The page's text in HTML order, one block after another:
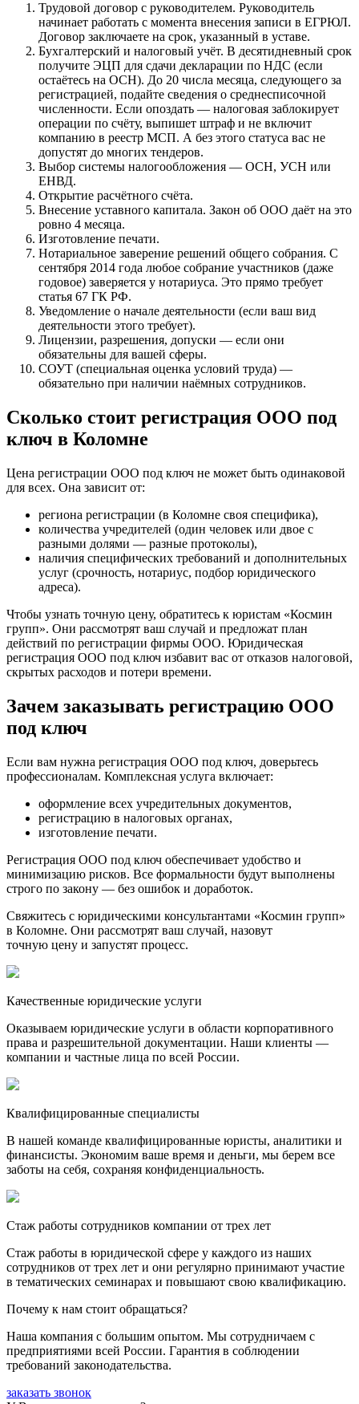
Трудовой договор с руководителем. Руководитель
начинает работать с момента внесения записи в ЕГРЮЛ.
Договор заключаете на срок, указанный в уставе.
Бухгалтерский и налоговый учёт. В десятидневный срок
получите ЭЦП для сдачи декларации по НДС (если
остаётесь на ОСН). До 20 числа месяца, следующего за
регистрацией, подайте сведения о среднесписочной
численности. Если опоздать — налоговая заблокирует
операции по счёту, выпишет штраф и не включит
компанию в реестр МСП. А без этого статуса вас не
допустят до многих тендеров.
Выбор системы налогообложения — ОСН, УСН или
ЕНВД.
Открытие расчётного счёта.
Внесение уставного капитала. Закон об ООО даёт на это
ровно 4 месяца.
Изготовление печати.
Нотариальное заверение решений общего собрания. С
сентября 2014 года любое собрание участников (даже
годовое) заверяется у нотариуса. Это прямо требует
статья 67 ГК РФ.
Уведомление о начале деятельности (если ваш вид
деятельности этого требует).
Лицензии, разрешения, допуски — если они
обязательны для вашей сферы.
СОУТ (специальная оценка условий труда) —
обязательно при наличии наёмных сотрудников.
Сколько стоит регистрация ООО под
ключ в Коломне
Цена регистрации ООО под ключ не может быть одинаковой
для всех. Она зависит от:
региона регистрации (в Коломне своя специфика),
количества учредителей (один человек или двое с
разными долями — разные протоколы),
наличия специфических требований и дополнительных
услуг (срочность, нотариус, подбор юридического
адреса).
Чтобы узнать точную цену, обратитесь к юристам «Космин
групп». Они рассмотрят ваш случай и предложат план
действий по регистрации фирмы ООО. Юридическая
регистрация ООО под ключ избавит вас от отказов налоговой,
скрытых расходов и потери времени.
Зачем заказывать регистрацию ООО
под ключ
Если вам нужна регистрация ООО под ключ, доверьтесь
профессионалам. Комплексная услуга включает:
оформление всех учредительных документов,
регистрацию в налоговых органах,
изготовление печати.
Регистрация ООО под ключ обеспечивает удобство и
минимизацию рисков. Все формальности будут выполнены
строго по закону — без ошибок и доработок.
Свяжитесь с юридическими консультантами «Космин групп»
в Коломне. Они рассмотрят ваш случай, назовут
точную цену и запустят процесс.
Качественные юридические услуги
Оказываем юридические услуги в области корпоративного
права и разрешительной документации. Наши клиенты —
компании и частные лица по всей России.
Квалифицированные специалисты
В нашей команде квалифицированные юристы, аналитики и
финансисты. Экономим ваше время и деньги, мы берем все
заботы на себя, сохраняя конфиденциальность.
Стаж работы сотрудников компании от трех лет
Стаж работы в юридической сфере у каждого из наших
сотрудников от трех лет и они регулярно принимают участие
в тематических семинарах и повышают свою квалификацию.
Почему к нам стоит обращаться?
Наша компания с большим опытом. Мы сотрудничаем с
предприятиями всей России. Гарантия в соблюдении
требований законодательства.
заказать звонок